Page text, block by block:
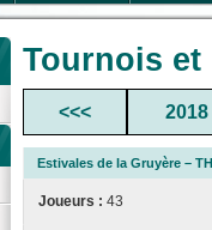
Tournois
<<< 2018
Estivales de la Gruyère –
Joueurs : 43